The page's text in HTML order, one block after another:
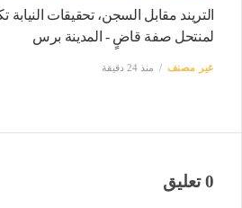
التريند مقابل السجن، تحقيقات
لمنتحل صفة قاضٍ - المدينة برس
غير مصنف منذ 24 دقيقة
0 تعليق